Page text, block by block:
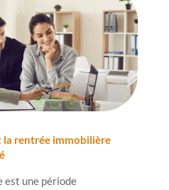
la rentrée immobilière
est une période